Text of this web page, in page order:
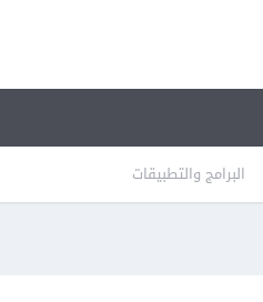
البرامج والتطبيقات